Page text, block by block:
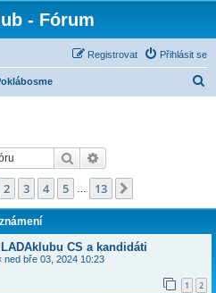
- Fórum
Přihlásit se
Registrovat
Hledat
z 13
2 3 4 5 13
CS a kandidáti
ned bře 03, 2024 10:23
1 2